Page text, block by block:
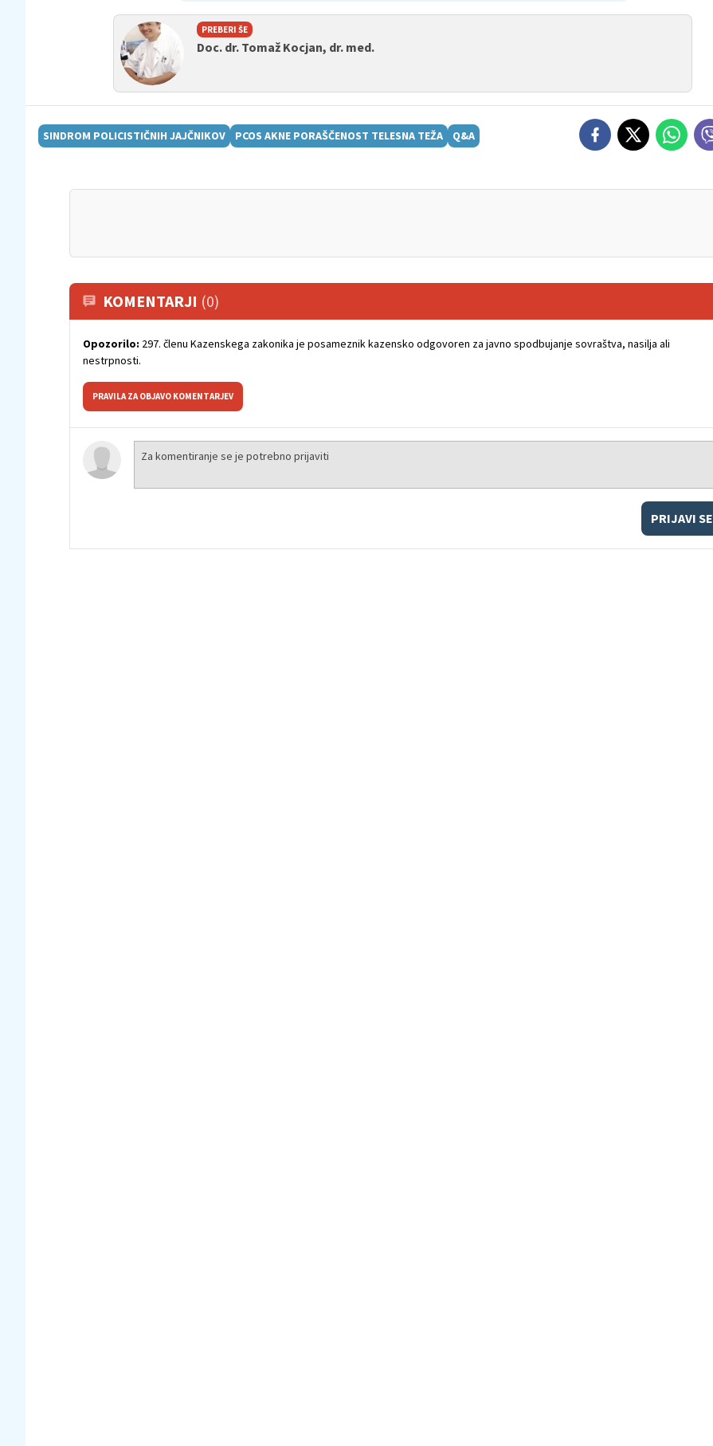
PREBERI ŠE
Doc. dr. Tomaž Kocjan, dr. med.
SINDROM POLICISTIČNIH JAJČNIKOV PCOS AKNE PORAŠČENOST TELESNA TEŽA Q&A
KOMENTARJI (0)
Opozorilo: 297. členu Kazenskega zakonika je posameznik kazensko odgovoren za javno spodbujanje sovraštva, nasilja ali
nestrpnosti.
PRAVILA ZA OBJAVO KOMENTARJEV
PRIJAVI SE